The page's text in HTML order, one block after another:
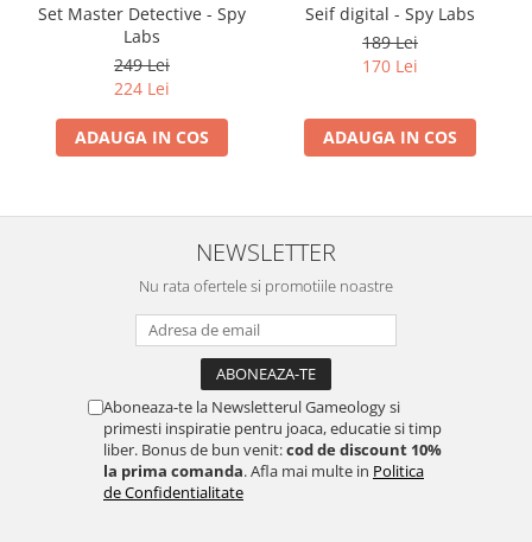
Set Master Detective - Spy
Labs
249 Lei
224 Lei
ADAUGA IN COS
Seif digital - Spy Labs
189 Lei
170 Lei
ADAUGA IN COS
NEWSLETTER
Nu rata ofertele si promotiile noastre
Aboneaza-te la Newsletterul Gameology si
primesti inspiratie pentru joaca, educatie si timp
liber. Bonus de bun venit:cod de discount 10%
la prima comanda. Afla mai multe in Politica
de Confidentialitate